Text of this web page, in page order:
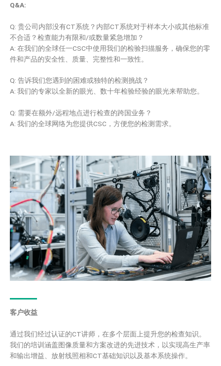
Q&A:
Q: 贵公司内部没有CT系统？内部CT系统对于样本大小或其他标准
不合适？检查能力有限和/或数量紧急增加？
A: 在我们的全球任一CSC中使用我们的检验扫描服务，确保您的零
件和产品的安全性、质量、完整性和一致性。
Q: 告诉我们您遇到的困难或独特的检测挑战？
A: 我们的专家以全新的眼光、数十年检验经验的眼光来帮助您。
Q: 需要在额外/远程地点进行检查的跨国业务？
A: 我们的全球网络为您提供CSC，方便您的检测需求。
客户收益
通过我们经过认证的CT讲师，在多个层面上提升您的检查知识。
我们的培训涵盖图像质量和方案改进的先进技术，以实现高生产率
和输出增益、放射线照相和CT基础知识以及基本系统操作。